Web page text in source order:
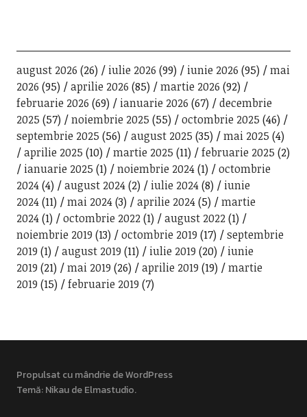
august 2026 (26) iulie 2026 (99) iunie 2026 (95)
mai
2026 (95) aprilie 2026 (85) martie 2026 (92)
februarie 2026 (69) ianuarie 2026 (67)
decembrie
2025 (57) noiembrie 2025 (55) octombrie 2025 (46)
septembrie 2025 (56) august 2025 (35) mai 2025 (4)
aprilie 2025 (10) martie 2025 (11) februarie 2025 (2)
ianuarie 2025 (1) noiembrie 2024(1)
octombrie
2024(4) august 2024(2) iulie 2024(8)
iunie
2024(11) mai 2024(3) aprilie 2024(5)
martie
2024(1) octombrie 2022(1) august 2022(1)
noiembrie 2019 (13) octombrie 2019 (17)
septembrie
2019 (1) august 2019 (11) iulie 2019 (20)
iunie
2019 (21) mai 2019 (26) aprilie 2019 (19)
martie
2019 (15) februarie 2019 (7)
Propulsat cu mândrie de WordPress
Temă: Nikau deElmastudio.